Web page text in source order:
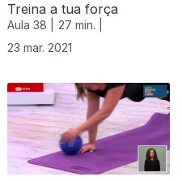
Treina a tua força
Aula 38 |
27 min. |
23 mar. 2021